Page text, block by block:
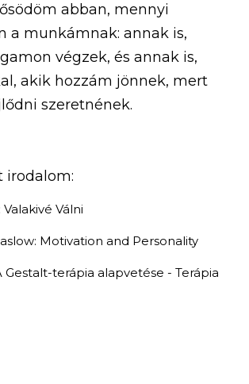
abban, mennyi
a munkámnak: annak is,
végzek, és annak is,
akik hozzám jönnek, mert
szeretnének.
irodalom:
Válni
Motivation and Personality
Gestalt-terápia alapvetése - Terápia